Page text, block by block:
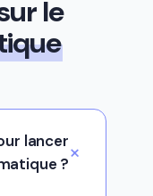
le
lancer
?